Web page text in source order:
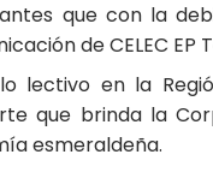
que con la
de CELEC EP
lectivo en la
que brinda la
esmeraldeña.